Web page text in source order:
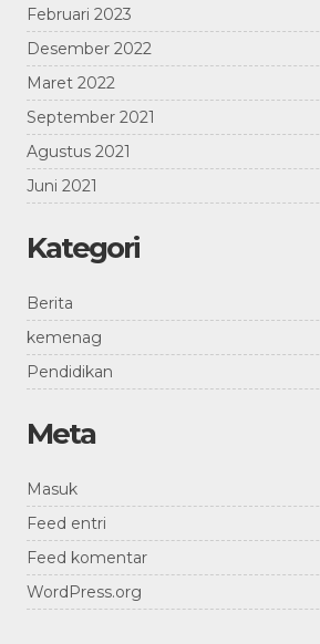
Februari 2023
Desember 2022
Maret 2022
September 2021
Agustus 2021
Juni 2021
Kategori
Berita
kemenag
Pendidikan
Meta
Masuk
Feed entri
Feed komentar
WordPress.org